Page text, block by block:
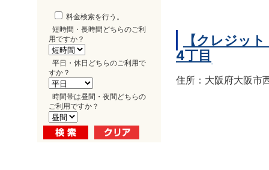
料金検索を行う。
短時間・長時間どちらのご利
用ですか？
平日・休日どちらのご利用で
すか？
時間帯は昼間・夜間どちらの
ご利用ですか？
【クレジッ
4丁目
住所：大阪府大阪市